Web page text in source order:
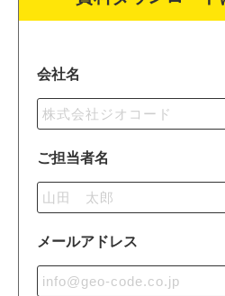
会社名
ご担当者名
メールアドレス